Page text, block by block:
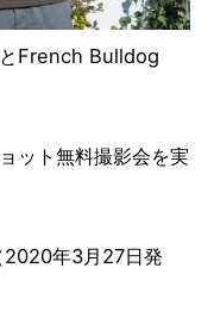
とFrench Bulldog
ット無料撮影会を実
2020年3月27日発